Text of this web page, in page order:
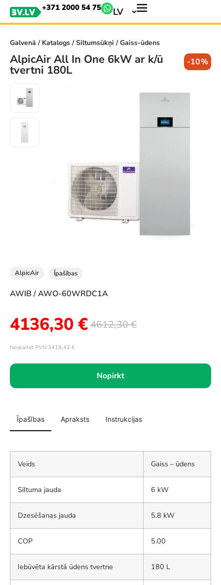
+371 2000 54 75 LV
Galvenā / Katalogs/Siltumsūkņi / Gaiss-ūdens
AlpicAir All In One 6kW ar k/ū
tvertni 180L
-10%
AlpicAir Īpašības
AWIB / AWO-60WRDC1A
4612,30€
4136,30€
Neskaitot PVN:3418,43 €
Nopirkt
Īpašības Apraksts Instrukcijas
Veids Gaiss – ūdens
Siltuma jauda 6 kW
Dzesēšanas jauda 5.8 kW
COP 5.00
Iebūvēta kārstā ūdens tvertne 180 L